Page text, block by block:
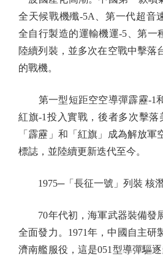
全天候戰機殲-5A、第一代超音
全自行製造的運輸機運-5、第一
陸續列裝，並多次在空戰中擊落
的戰機。
第一型短距空空導彈霹靂-1
紅旗-1投入實戰，後者多次擊落
「霹靂」和「紅旗」成為解放軍
標誌，並陸續更新迭代至今。
1975─「長征一號」列裝 核
70年代初，海軍武器裝備發
全面發力。1971年，中國自主研
濟南艦服役，這是051型導彈驅逐